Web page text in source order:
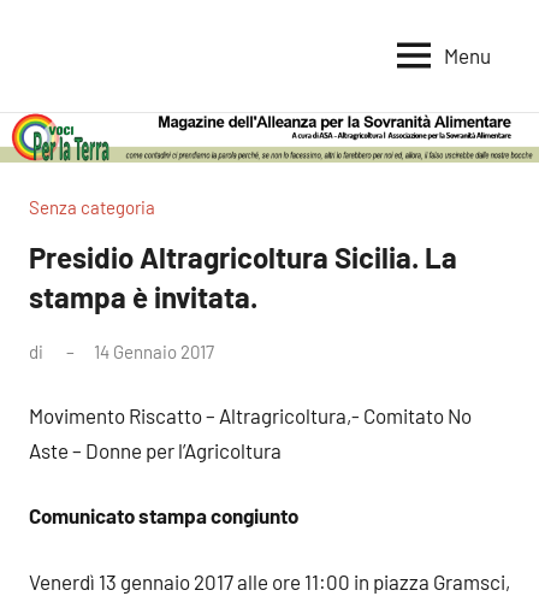
per
la
Terra
per
la
Alimentare
Menu
Senza categoria
Presidio Altragricoltura Sicilia. La
stampa è invitata.
di 14 Gennaio 2017
Movimento Riscatto – Altragricoltura,- Comitato No
Aste – Donne per l’Agricoltura
Comunicato stampa congiunto
Venerdì 13 gennaio 2017 alle ore 11:00 in piazza Gramsci,